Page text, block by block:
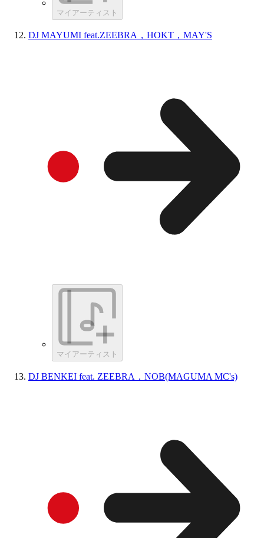
マイアーティスト
DJ MAYUMI feat.ZEEBRA，HOKT，MAY'S
マイアーティスト
DJ BENKEI feat. ZEEBRA，NOB(MAGUMA MC's)